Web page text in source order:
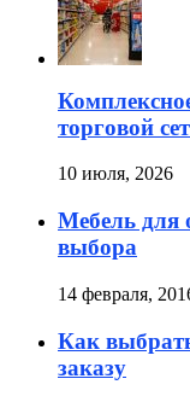
торговой
10 июля, 2026
Мебель для
выбора
14 февраля,
Как
заказу